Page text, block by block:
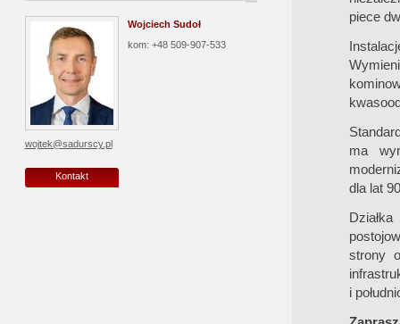
Wojciech Sudoł
kom: +48 509-907-533
wojtek@sadurscy.pl
Kontakt
piece
ma
dla lat
strony
i